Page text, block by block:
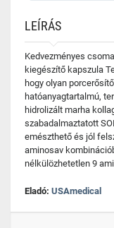
LEÍRÁS
Kedvezményes
kiegészítő kapszula
hogy olyan
hatóanyagtartalmú,
hidrolizált marha
szabadalmaztatott
emészthető és jól
aminosav
nélkülözhetetlen 9
Eladó: USAmedical